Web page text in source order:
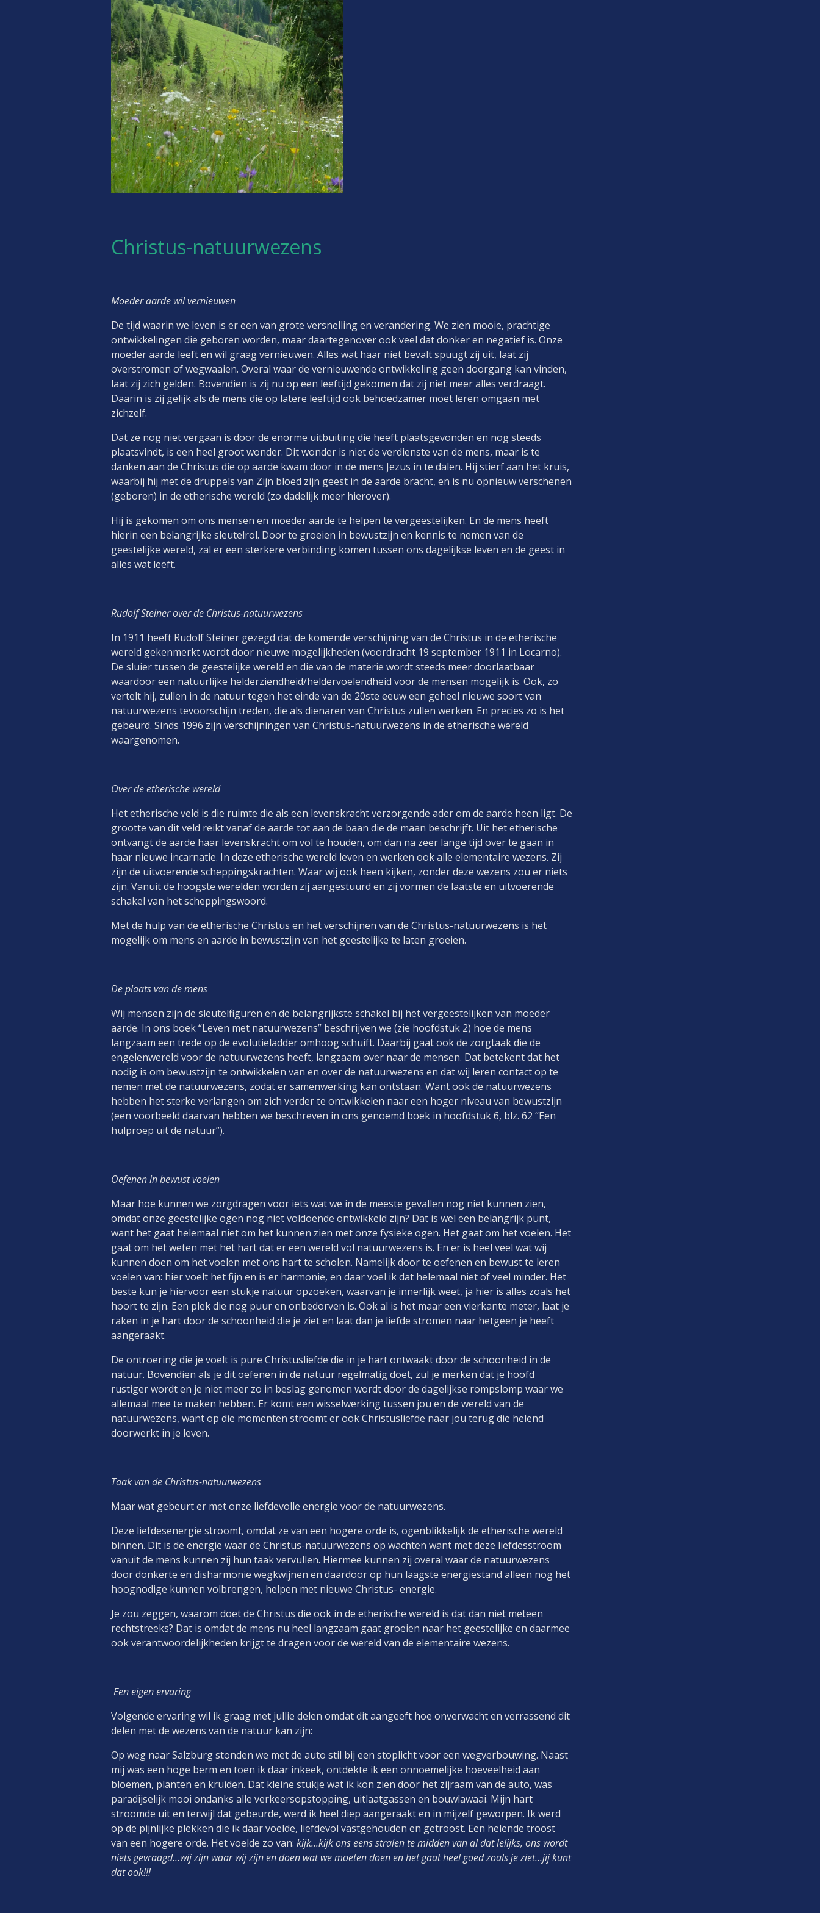
Christus-natuurwezens
Moeder aarde wil vernieuwen
De tijd waarin we leven is er een van grote versnelling en verandering. We zien mooie, prachtige
ontwikkelingen die geboren worden, maar daartegenover ook veel dat donker en negatief is. Onze
moeder aarde leeft en wil graag vernieuwen. Alles wat haar niet bevalt spuugt zij uit, laat zij
overstromen of wegwaaien. Overal waar de vernieuwende ontwikkeling geen doorgang kan vinden,
laat zij zich gelden. Bovendien is zij nu op een leeftijd gekomen dat zij niet meer alles verdraagt.
Daarin is zij gelijk als de mens die op latere leeftijd ook behoedzamer moet leren omgaan met
zichzelf.
Dat ze nog niet vergaan is door de enorme uitbuiting die heeft plaatsgevonden en nog steeds
plaatsvindt, is een heel groot wonder. Dit wonder is niet de verdienste van de mens, maar is te
danken aan de Christus die op aarde kwam door in de mens Jezus in te dalen. Hij stierf aan het kruis,
waarbij hij met de druppels van Zijn bloed zijn geest in de aarde bracht, en is nu opnieuw verschenen
(geboren) in de etherische wereld (zo dadelijk meer hierover).
Hij is gekomen om ons mensen en moeder aarde te helpen te vergeestelijken. En de mens heeft
hierin een belangrijke sleutelrol. Door te groeien in bewustzijn en kennis te nemen van de
geestelijke wereld, zal er een sterkere verbinding komen tussen ons dagelijkse leven en de geest in
alles wat leeft.
Rudolf Steiner over de Christus-natuurwezens
In 1911 heeft Rudolf Steiner gezegd dat de komende verschijning van de Christus in de etherische
wereld gekenmerkt wordt door nieuwe mogelijkheden (voordracht 19 september 1911 in Locarno).
De sluier tussen de geestelijke wereld en die van de materie wordt steeds meer doorlaatbaar
waardoor een natuurlijke helderziendheid/heldervoelendheid voor de mensen mogelijk is. Ook, zo
vertelt hij, zullen in de natuur tegen het einde van de 20ste eeuw een geheel nieuwe soort van
natuurwezens tevoorschijn treden, die als dienaren van Christus zullen werken. En precies zo is het
gebeurd. Sinds 1996 zijn verschijningen van Christus-natuurwezens in de etherische wereld
waargenomen.
Over de etherische wereld
Het etherische veld is die ruimte die als een levenskracht verzorgende ader om de aarde heen ligt. De
grootte van dit veld reikt vanaf de aarde tot aan de baan die de maan beschrijft. Uit het etherische
ontvangt de aarde haar levenskracht om vol te houden, om dan na zeer lange tijd over te gaan in
haar nieuwe incarnatie. In deze etherische wereld leven en werken ook alle elementaire wezens. Zij
zijn de uitvoerende scheppingskrachten. Waar wij ook heen kijken, zonder deze wezens zou er niets
zijn. Vanuit de hoogste werelden worden zij aangestuurd en zij vormen de laatste en uitvoerende
schakel van het scheppingswoord.
Met de hulp van de etherische Christus en het verschijnen van de Christus-natuurwezens is het
mogelijk om mens en aarde in bewustzijn van het geestelijke te laten groeien.
De plaats van de mens
Wij mensen zijn de sleutelfiguren en de belangrijkste schakel bij het vergeestelijken van moeder
aarde. In ons boek “Leven met natuurwezens” beschrijven we (zie hoofdstuk 2) hoe de mens
langzaam een trede op de evolutieladder omhoog schuift. Daarbij gaat ook de zorgtaak die de
engelenwereld voor de natuurwezens heeft, langzaam over naar de mensen. Dat betekent dat het
nodig is om bewustzijn te ontwikkelen van en over de natuurwezens en dat wij leren contact op te
nemen met de natuurwezens, zodat er samenwerking kan ontstaan. Want ook de natuurwezens
hebben het sterke verlangen om zich verder te ontwikkelen naar een hoger niveau van bewustzijn
(een voorbeeld daarvan hebben we beschreven in ons genoemd boek in hoofdstuk 6, blz. 62 “Een
hulproep uit de natuur”).
Oefenen in bewust voelen
Maar hoe kunnen we zorgdragen voor iets wat we in de meeste gevallen nog niet kunnen zien,
omdat onze geestelijke ogen nog niet voldoende ontwikkeld zijn? Dat is wel een belangrijk punt,
want het gaat helemaal niet om het kunnen zien met onze fysieke ogen. Het gaat om het voelen. Het
gaat om het weten met het hart dat er een wereld vol natuurwezens is. En er is heel veel wat wij
kunnen doen om het voelen met ons hart te scholen. Namelijk door te oefenen en bewust te leren
voelen van: hier voelt het fijn en is er harmonie, en daar voel ik dat helemaal niet of veel minder. Het
beste kun je hiervoor een stukje natuur opzoeken, waarvan je innerlijk weet, ja hier is alles zoals het
hoort te zijn. Een plek die nog puur en onbedorven is. Ook al is het maar een vierkante meter, laat je
raken in je hart door de schoonheid die je ziet en laat dan je liefde stromen naar hetgeen je heeft
aangeraakt.
De ontroering die je voelt is pure Christusliefde die in je hart ontwaakt door de schoonheid in de
natuur. Bovendien als je dit oefenen in de natuur regelmatig doet, zul je merken dat je hoofd
rustiger wordt en je niet meer zo in beslag genomen wordt door de dagelijkse rompslomp waar we
allemaal mee te maken hebben. Er komt een wisselwerking tussen jou en de wereld van de
natuurwezens, want op die momenten stroomt er ook Christusliefde naar jou terug die helend
doorwerkt in je leven.
Taak van de Christus-natuurwezens
Maar wat gebeurt er met onze liefdevolle energie voor de natuurwezens.
Deze liefdesenergie stroomt, omdat ze van een hogere orde is, ogenblikkelijk de etherische wereld
binnen. Dit is de energie waar de Christus-natuurwezens op wachten want met deze liefdesstroom
vanuit de mens kunnen zij hun taak vervullen. Hiermee kunnen zij overal waar de natuurwezens
door donkerte en disharmonie wegkwijnen en daardoor op hun laagste energiestand alleen nog het
hoognodige kunnen volbrengen, helpen met nieuwe Christus- energie.
Je zou zeggen, waarom doet de Christus die ook in de etherische wereld is dat dan niet meteen
rechtstreeks? Dat is omdat de mens nu heel langzaam gaat groeien naar het geestelijke en daarmee
ook verantwoordelijkheden krijgt te dragen voor de wereld van de elementaire wezens.
Een eigen ervaring
Volgende ervaring wil ik graag met jullie delen omdat dit aangeeft hoe onverwacht en verrassend dit
delen met de wezens van de natuur kan zijn:
Op weg naar Salzburg stonden we met de auto stil bij een stoplicht voor een wegverbouwing. Naast
mij was een hoge berm en toen ik daar inkeek, ontdekte ik een onnoemelijke hoeveelheid aan
bloemen, planten en kruiden. Dat kleine stukje wat ik kon zien door het zijraam van de auto, was
paradijselijk mooi ondanks alle verkeersopstopping, uitlaatgassen en bouwlawaai. Mijn hart
stroomde uit en terwijl dat gebeurde, werd ik heel diep aangeraakt en in mijzelf geworpen. Ik werd
op de pijnlijke plekken die ik daar voelde, liefdevol vastgehouden en getroost. Een helende troost
van een hogere orde. Het voelde zo van: kijk...kijk ons eens stralen te midden van al dat lelijks, ons wordt
niets gevraagd...wij zijn waar wij zijn en doen wat we moeten doen en het gaat heel goed zoals je ziet...jij kunt
dat ook!!!